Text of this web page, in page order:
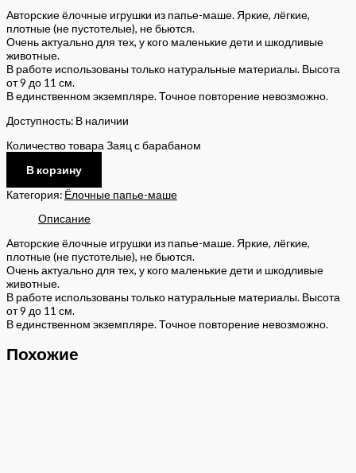
Авторские ёлочные игрушки из папье-маше. Яркие, лёгкие,
плотные (не пустотелые), не бьются.
Очень актуально для тех, у кого маленькие дети и шкодливые
животные.
В работе использованы только натуральные материалы. Высота
от 9 до 11 см.
В единственном экземпляре. Точное повторение невозможно.
Доступность: В наличии
Количество товара Заяц с барабаном
В корзину
Категория: Ёлочные папье-маше
Описание
Авторские ёлочные игрушки из папье-маше. Яркие, лёгкие,
плотные (не пустотелые), не бьются.
Очень актуально для тех, у кого маленькие дети и шкодливые
животные.
В работе использованы только натуральные материалы. Высота
от 9 до 11 см.
В единственном экземпляре. Точное повторение невозможно.
Похожие